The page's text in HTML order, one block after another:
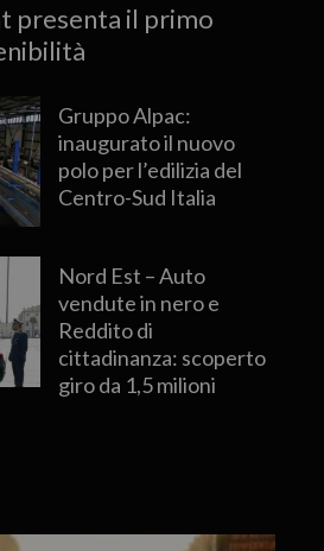
presenta il primo
Gruppo Alpac:
inaugurato il nuovo
polo per l’edilizia del
Centro-Sud Italia
Nord Est – Auto
vendute in nero e
Reddito di
cittadinanza: scoperto
giro da 1,5 milioni